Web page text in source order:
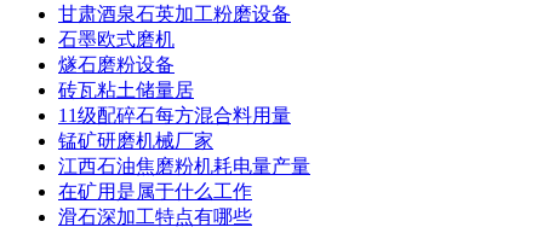
甘肃酒泉石英加工粉磨设备
石墨欧式磨机
燧石磨粉设备
砖瓦粘土储量居
11级配碎石每方混合料用量
锰矿研磨机械厂家
江西石油焦磨粉机耗电量产量
在矿用是属于什么工作
滑石深加工特点有哪些